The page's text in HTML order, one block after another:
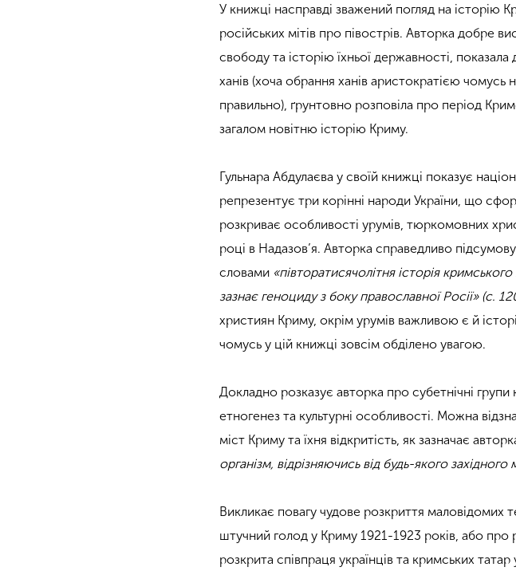
У книжці насправді зважений погляд на історію
російських мітів про півострів. Авторка добре
свободу та історію їхньої державності,
ханів (хоча обрання ханів аристократією
правильно), ґрунтовно розповіла про період
загалом новітню історію Криму.
Гульнара Абдулаєва у своїй книжці показує
репрезентує три корінні народи України, що
розкриває особливості урумів, тюркомовних
році в Надазов’я. Авторка справедливо
словами «півторатисячолітня історія
зазнає геноциду з боку православної Росії» (с.
християн Криму, окрім урумів важливою є й
чомусь у цій книжці зовсім обділено увагою.
Докладно розказує авторка про субетнічні групи
етногенез та культурні особливості. Можна
міст Криму та їхня відкритість, як зазначає
організм, відрізняючись від будь-якого західного
Викликає повагу чудове розкриття маловідомих
штучний голод у Криму 1921-1923 років, або про
розкрита співпраця українців та кримських татар